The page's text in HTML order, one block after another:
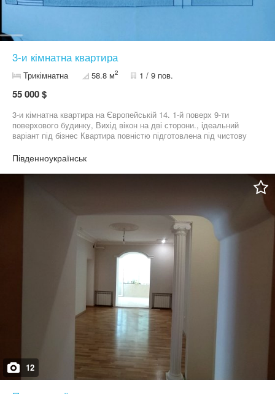
3-и кімнатна квартира
Трикімнатна 58.8 м2 1 / 9 пов.
55 000 $
3-и кімнатна квартира на Європейській 14. 1-й поверх 9-ти
поверхового будинку, Вихід вікон на дві сторони., ідеальний
варіант під бізнес Квартира повністю підготовлена під чистову
нова електропроводка з виводом на щиток. Металопластикові
вікна.. Зроблена стяжка підлоги під ламінат/плитку лінолеум. Є
погреб
Південноукраїнськ
12